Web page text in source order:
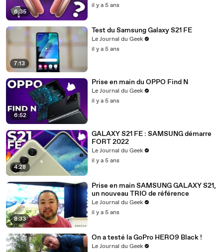
6:35
il y a 5 ans
7:13
Test du Samsung Galaxy S21 FE
Le Journal du Geek
il y a 5 ans
6:52
Prise en main du OPPO Find N
Le Journal du Geek
il y a 5 ans
4:28
GALAXY S21 FE : SAMSUNG démarre
FORT 2022
Le Journal du Geek
il y a 5 ans
8:33
Prise en main SAMSUNG GALAXY S21,
un nouveau TRIO de référence
Le Journal du Geek
il y a 5 ans
On a testé la GoPro HERO9 Black !
Le Journal du Geek